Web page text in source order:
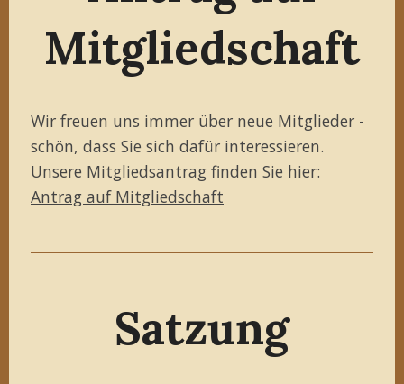
Mitgliedschaft
Wir freuen uns immer über neue Mitglieder -
schön, dass Sie sich dafür interessieren.
Unsere Mitgliedsantrag finden Sie hier:
Antrag auf Mitgliedschaft
Satzung